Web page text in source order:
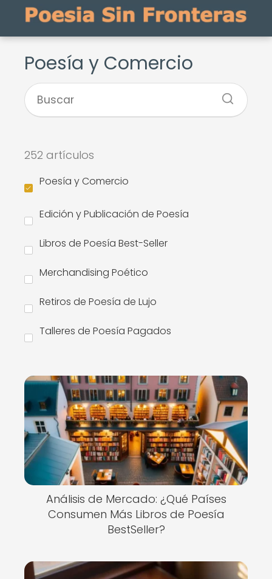
Poesía y Comercio
252 artículos
Poesía y Comercio
Edición y Publicación de Poesía
Libros de Poesía Best-Seller
Merchandising Poético
Retiros de Poesía de Lujo
Talleres de Poesía Pagados
Análisis de Mercado: ¿Qué Países
Consumen Más Libros de Poesía
BestSeller?